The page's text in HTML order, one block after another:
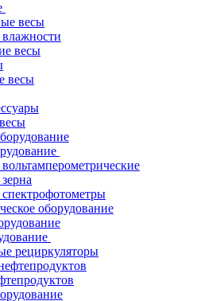
весы
весы
весы
оборудование
рециркуляторы